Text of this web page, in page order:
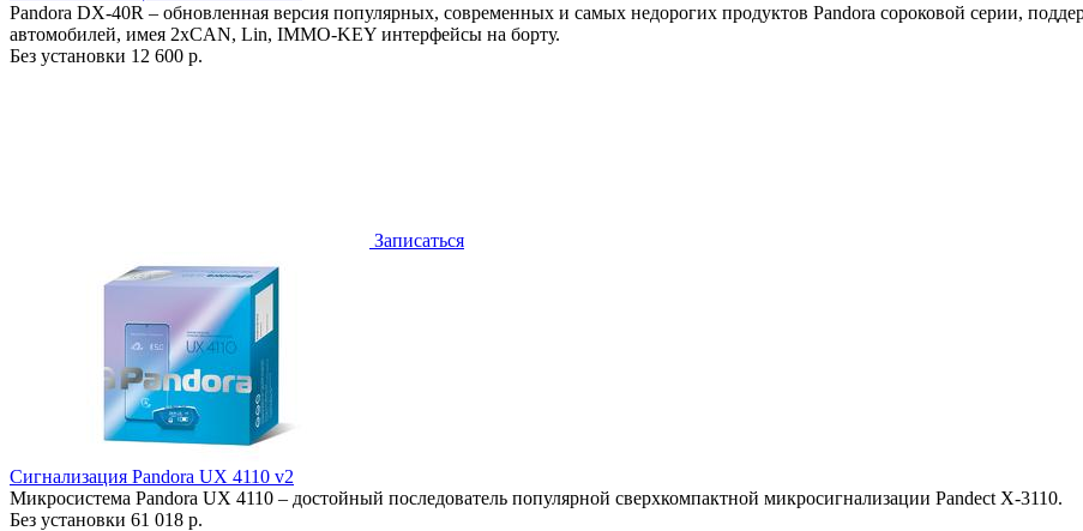
Pandora DX-40R – обновленная версия популярных, современных и самых недорогих продуктов Pandora сороковой серии,
автомобилей, имея 2хCAN, Lin, IMMO-KEY интерфейсы на борту.
Без установки 12 600 р.
Записаться
Сигнализация Pandora UX 4110 v2
Микросистема Pandora UX 4110 – достойный последователь популярной сверхкомпактной микросигнализации Pandect X-3110.
Без установки 61 018 р.